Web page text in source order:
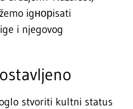
igнорisati
i njegovog
stvoriti kultni status